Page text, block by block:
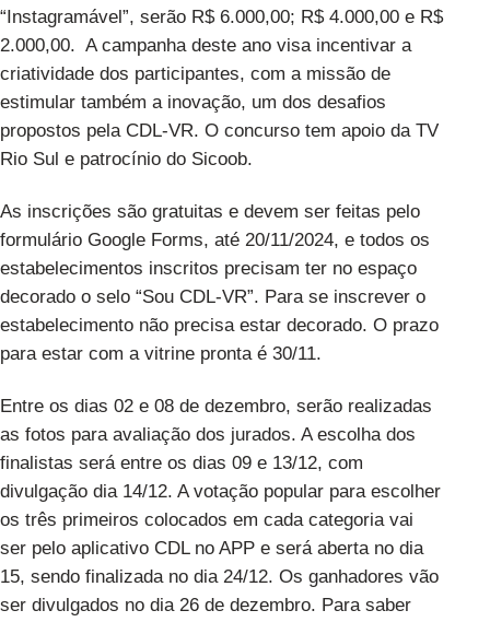
“Instagramável”, serão R$ 6.000,00; R$ 4.000,00 e R$
2.000,00. A campanha deste ano visa incentivar a
criatividade dos participantes, com a missão de
estimular também a inovação, um dos desafios
propostos pela CDL-VR. O concurso tem apoio da TV
Rio Sul e patrocínio do Sicoob.
As inscrições são gratuitas e devem ser feitas pelo
formulário Google Forms, até 20/11/2024, e todos os
estabelecimentos inscritos precisam ter no espaço
decorado o selo “Sou CDL-VR”. Para se inscrever o
estabelecimento não precisa estar decorado. O prazo
para estar com a vitrine pronta é 30/11.
Entre os dias 02 e 08 de dezembro, serão realizadas
as fotos para avaliação dos jurados. A escolha dos
finalistas será entre os dias 09 e 13/12, com
divulgação dia 14/12. A votação popular para escolher
os três primeiros colocados em cada categoria vai
ser pelo aplicativo CDL no APP e será aberta no dia
15, sendo finalizada no dia 24/12. Os ganhadores vão
ser divulgados no dia 26 de dezembro. Para saber